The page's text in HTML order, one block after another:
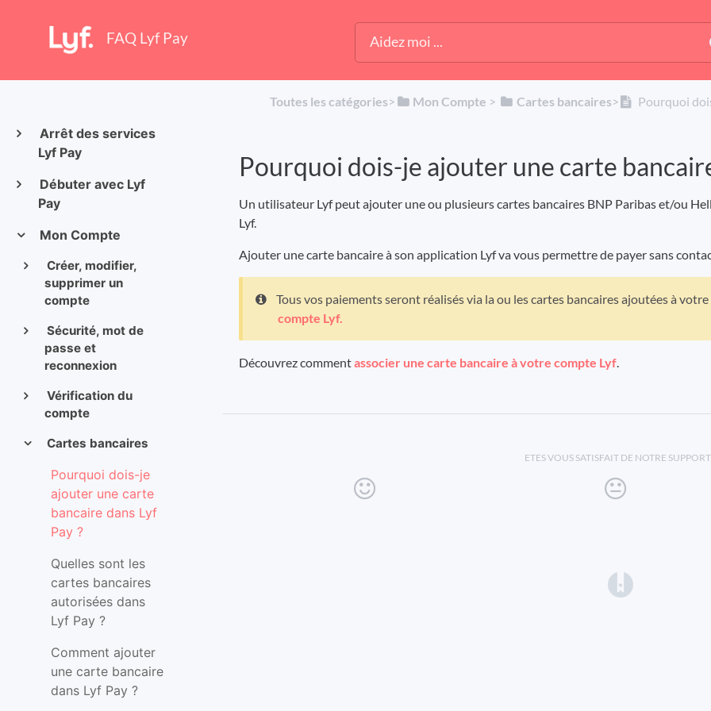
FAQ Lyf Pay
Arrêt des services
Lyf Pay
Débuter avec Lyf
Pay
Mon Compte
Créer, modifier,
supprimer un
compte
Sécurité, mot de
passe et
reconnexion
Vérification du
compte
Cartes bancaires
Pourquoi dois-je
ajouter une carte
bancaire dans Lyf
Pay ?
Quelles sont les
cartes bancaires
autorisées dans
Lyf Pay ?
Comment ajouter
une carte bancaire
dans Lyf Pay ?
Toutes les catégories​>​ ​Mon Compte ​ > ​ ​Cartes bancaires​>​ Pourquoi
Pourquoi dois-je ajouter une carte
Un utilisateur Lyf peut ajouter une ou plusieurs cartes bancaires BNP Paribas et/ou
Lyf.
Ajouter une carte bancaire à son application Lyf va vous permettre de payer sans
Tous vos paiements seront réalisés via la ou les cartes bancaires ajoutées à
compte Lyf.
Découvrez commentassocier une carte bancaire à votre compte Lyf.
ETES VOUS SATISFAIT DE NOTRE SUPPORT
(opens in a